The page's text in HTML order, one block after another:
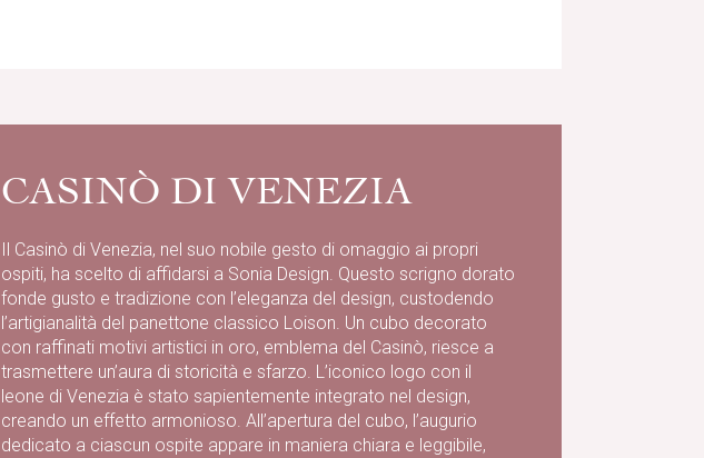
CASINÒ DI VENEZIA
Il Casinò di Venezia, nel suo nobile gesto di omaggio ai propri
ospiti, ha scelto di affidarsi a Sonia Design. Questo scrigno dorato
fonde gusto e tradizione con l’eleganza del design, custodendo
l’artigianalità del panettone classico Loison. Un cubo decorato
con raffinati motivi artistici in oro, emblema del Casinò, riesce a
trasmettere un’aura di storicità e sfarzo. L’iconico logo con il
leone di Venezia è stato sapientemente integrato nel design,
creando un effetto armonioso. All’apertura del cubo, l’augurio
dedicato a ciascun ospite appare in maniera chiara e leggibile,